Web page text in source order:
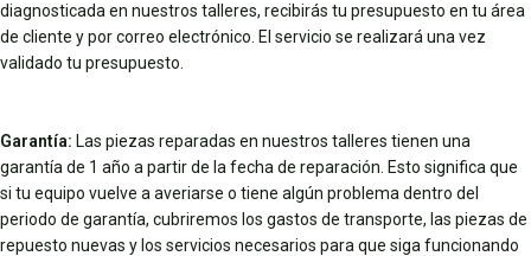
diagnosticada en nuestros talleres, recibirás tu presupuesto en tu área
de cliente y por correo electrónico. El servicio se realizará una vez
validado tu presupuesto.
Garantía: Las piezas reparadas en nuestros talleres tienen una
garantía de 1 año a partir de la fecha de reparación. Esto significa que
si tu equipo vuelve a averiarse o tiene algún problema dentro del
periodo de garantía, cubriremos los gastos de transporte, las piezas de
repuesto nuevas y los servicios necesarios para que siga funcionando